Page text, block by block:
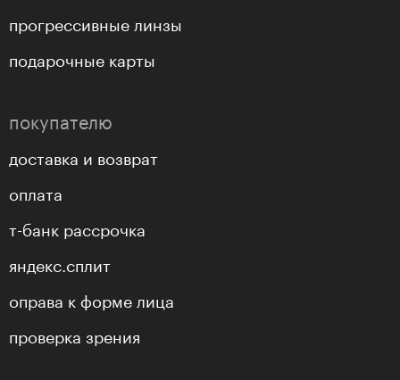
прогрессивные линзы
подарочные карты
покупателю
доставка и возврат
оплата
т-банк рассрочка
яндекс.сплит
оправа к форме лица
проверка зрения